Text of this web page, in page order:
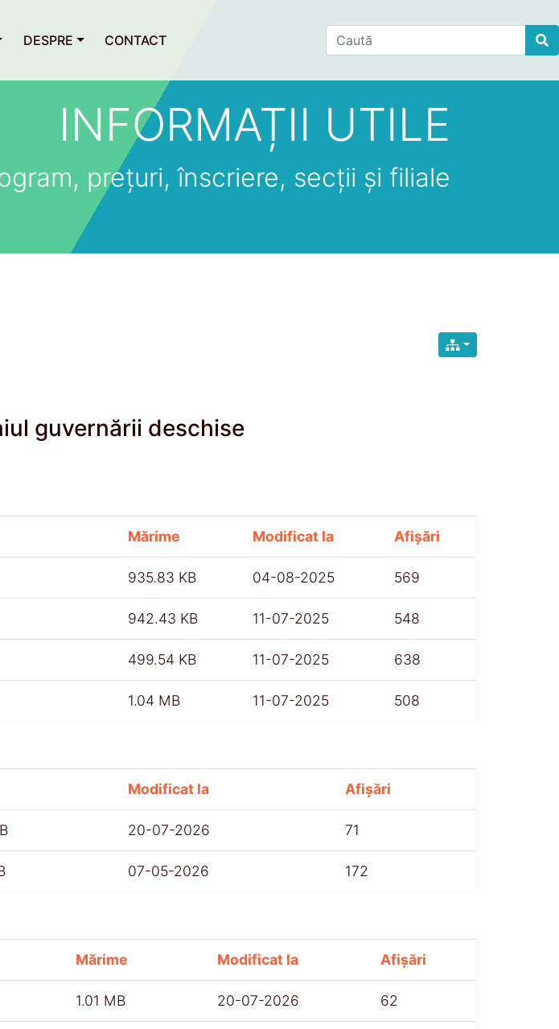
DESPRE CONTACT
Find
INFORMAȚII UTILE
prețuri, înscriere, secții și filiale
guvernării deschise
Mărime Modificat la Afișări
935.83 KB 04-08-2025 569
942.43 KB 11-07-2025 548
499.54 KB 11-07-2025 638
1.04 MB 11-07-2025 508
Modificat la Afișări
20-07-2026 71
07-05-2026 172
Mărime Modificat la Afișări
1.01 MB 20-07-2026 62